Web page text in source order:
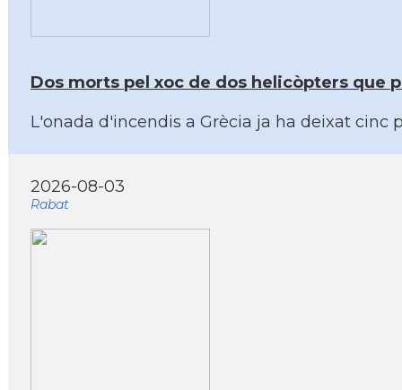
Dos morts pel xoc de dos helicòpters que
L'onada d'incendis a Grècia ja ha deixat
2026-08-03
Rabat